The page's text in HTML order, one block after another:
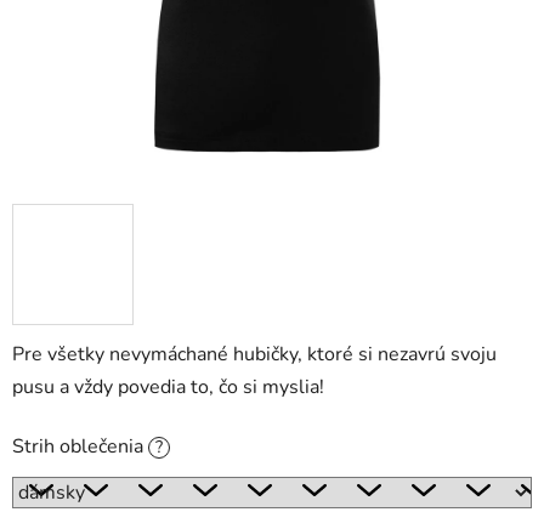
Pre všetky nevymáchané hubičky, ktoré si nezavrú svoju
pusu a vždy povedia to, čo si myslia!
Strih oblečenia ?